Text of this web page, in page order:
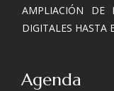
AMPLIACIÓN DE
DIGITALES HASTA
Agenda